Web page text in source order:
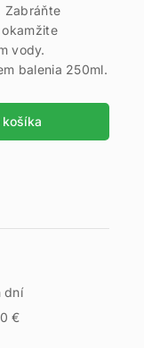
Zabráňte
vody.
balenia 250ml.
dní
€